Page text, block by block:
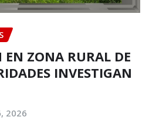
EN ZONA RURAL DE
INVESTIGAN
2026